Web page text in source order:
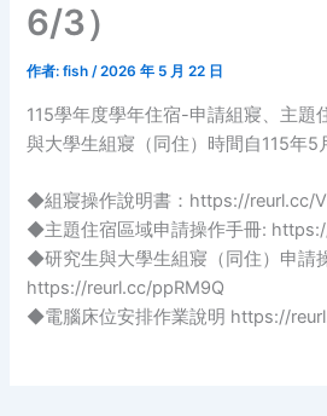
6/3）
作者:fish/2026 年 5 月 22 日
115學年度學年住宿-申請組寢、主題
與大學生組寢（同住）時間自115年5
◆組寢操作說明書：https://reurl.cc/
◆主題住宿區域申請操作手冊:
◆研究生與大學生組寢（同住）申請
https://reurl.cc/ppRM9Q
◆電腦床位安排作業說明 https://